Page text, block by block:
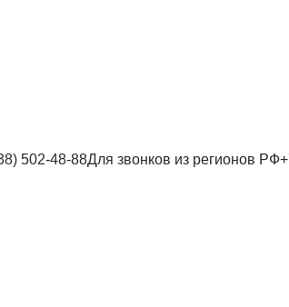
502-48-88Для звонков из регионов РФ